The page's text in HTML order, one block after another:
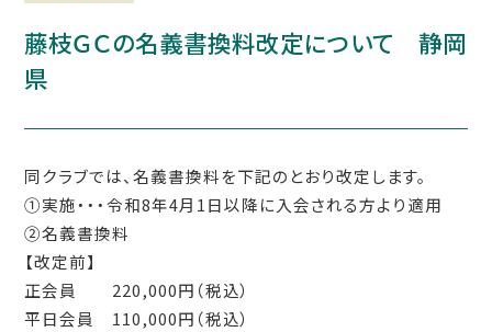
藤枝ＧＣの名義書換料改定について 静岡
県
同クラブでは、名義書換料を下記のとおり改定します。
①実施・・・令和8年4月 1日以降に入会される方より適用
②名義書換料
【改定前】
正会員 220,000円（税込）
平日会員 110,000円（税込）